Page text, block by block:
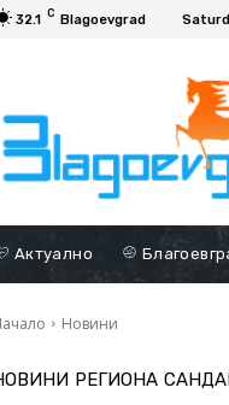
32.1 C Blagoevgrad
Актуално
Новини
РЕГИОНА